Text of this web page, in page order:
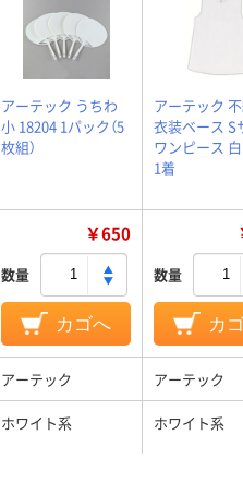
アーテック うちわ
小 18204 1パック（5
枚組）
アーテック
衣装ベース S
ワンピース
1着
￥650
数量
カゴへ
数量
カ
アーテック アーテック
ホワイト系 ホワイト系